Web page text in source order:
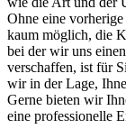
Ohne eine
kaum möglich, die
bei der wir uns
verschaffen, ist für
wir in der Lage,
Gerne bieten wir
eine professionelle